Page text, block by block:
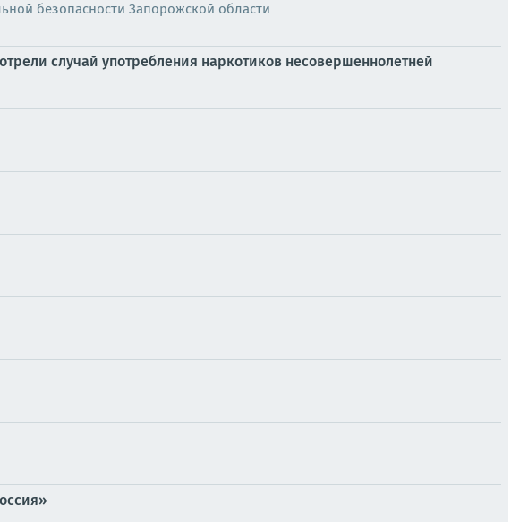
безопасности Запорожской области
случай употребления наркотиков несовершеннолетней